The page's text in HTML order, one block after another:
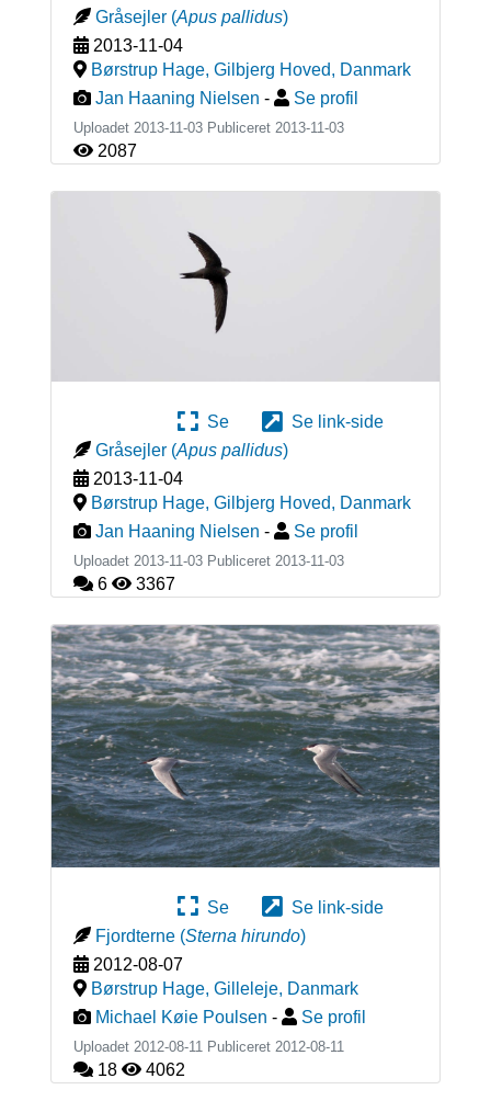
Gråsejler (Apus pallidus)
2013-11-04
Børstrup Hage, Gilbjerg Hoved, Danmark
Jan Haaning Nielsen - Se profil
Uploadet 2013-11-03 Publiceret 2013-11-03
2087
Se
Se link-side
Gråsejler (Apus pallidus)
2013-11-04
Børstrup Hage, Gilbjerg Hoved, Danmark
Jan Haaning Nielsen - Se profil
Uploadet 2013-11-03 Publiceret 2013-11-03
6 3367
Se
Se link-side
Fjordterne (Sterna hirundo)
2012-08-07
Børstrup Hage, Gilleleje, Danmark
Michael Køie Poulsen - Se profil
Uploadet 2012-08-11 Publiceret 2012-08-11
18 4062